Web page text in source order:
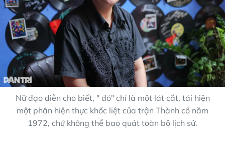
Nữ đạo diễn cho biết, " đỏ" chỉ là một lát cắt, tái hiện
một phần hiện thực khốc liệt của trận Thành cổ năm
1972, chứ không thể bao quát toàn bộ lịch sử.